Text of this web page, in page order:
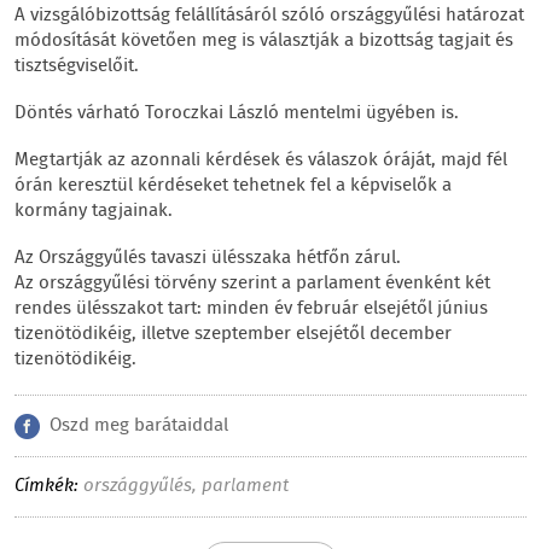
A vizsgálóbizottság felállításáról szóló országgyűlési határozat
módosítását követően meg is választják a bizottság tagjait és
tisztségviselőit.
Döntés várható Toroczkai László mentelmi ügyében is.
Megtartják az azonnali kérdések és válaszok óráját, majd fél
órán keresztül kérdéseket tehetnek fel a képviselők a
kormány tagjainak.
Az Országgyűlés tavaszi ülésszaka hétfőn zárul.
Az országgyűlési törvény szerint a parlament évenként két
rendes ülésszakot tart: minden év február elsejétől június
tizenötödikéig, illetve szeptember elsejétől december
tizenötödikéig.
Oszd meg barátaiddal
Címkék: országgyűlés, parlament